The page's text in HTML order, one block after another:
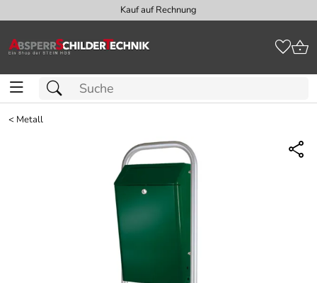
Kauf auf Rechnung
< Metall